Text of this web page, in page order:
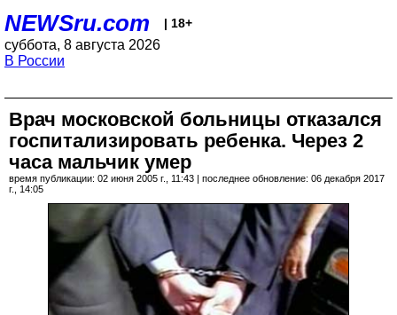
NEWSru.com | 18+
суббота, 8 августа 2026
В России
Врач московской больницы отказался
госпитализировать ребенка. Через 2
часа мальчик умер
время публикации: 02 июня 2005 г., 11:43 | последнее обновление: 06 декабря 2017
г., 14:05